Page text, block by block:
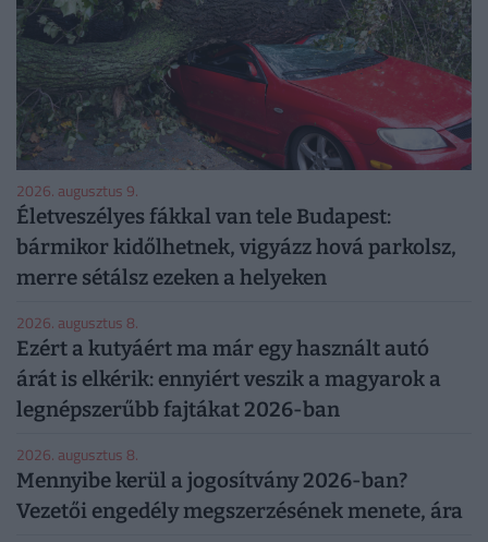
2026. augusztus 9.
Életveszélyes fákkal van tele Budapest:
bármikor kidőlhetnek, vigyázz hová parkolsz,
merre sétálsz ezeken a helyeken
2026. augusztus 8.
Ezért a kutyáért ma már egy használt autó
árát is elkérik: ennyiért veszik a magyarok a
legnépszerűbb fajtákat 2026-ban
2026. augusztus 8.
Mennyibe kerül a jogosítvány 2026-ban?
Vezetői engedély megszerzésének menete, ára